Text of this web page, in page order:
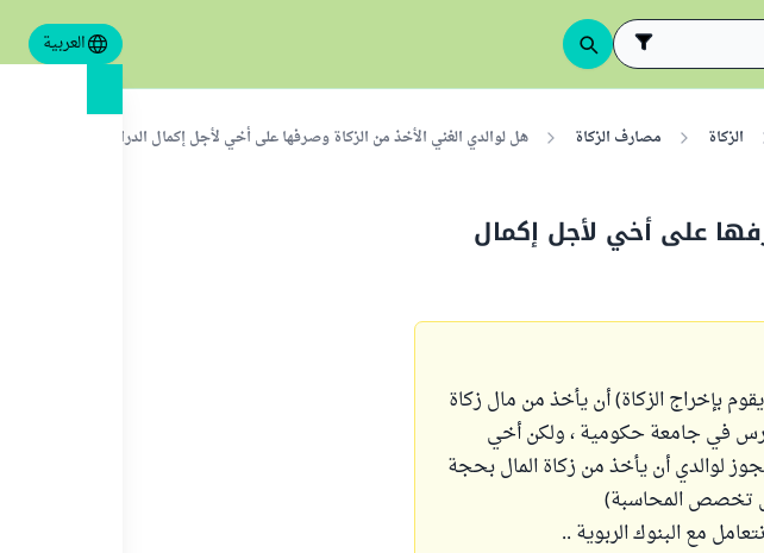
العربية
الزكاة مصارف الزكاة هل لوالدي الغني الأخذ من الزكاة وصرفها على أخي لأجل إكمال الدراسة الدنيوية؟
على أخي لأجل إكمال
بإخراج الزكاة) أن يأخذ من مال زكاة
في جامعة حكومية ، ولكن أخي
لوالدي أن يأخذ من زكاة المال بحجة
تخصص المحاسبة)
مع البنوك الربوية ..